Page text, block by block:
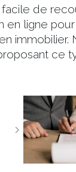
de
en ligne
immobilier.
ce